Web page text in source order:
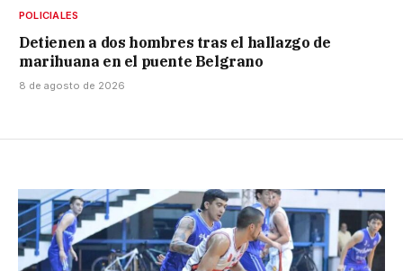
POLICIALES
Detienen a dos hombres tras el hallazgo de
marihuana en el puente Belgrano
8 de agosto de 2026